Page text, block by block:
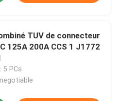
TUV de connecteur
125A 200A CCS 1 J1772
5 PCs